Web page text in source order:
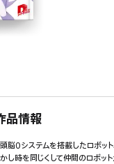
品情報
脳0システムを搭載したロボット
し時を同じくして仲間のロボッ